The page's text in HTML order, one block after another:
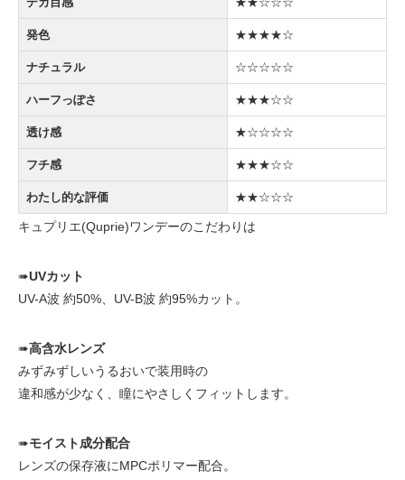
発色 ★★★★☆
ナチュラル ☆☆☆☆☆
ハーフっぽさ ★★★☆☆
透け感 ★☆☆☆☆
フチ感 ★★★☆☆
わたし的な評価 ★★☆☆☆
キュプリエ(Quprie)ワンデーのこだわりは
➠UVカット
UV-A波 約50%、UV-B波 約95%カット。
➠高含水レンズ
みずみずしいうるおいで装用時の
違和感が少なく、瞳にやさしくフィットします。
➠モイスト成分配合
レンズの保存液にMPCポリマー配合。